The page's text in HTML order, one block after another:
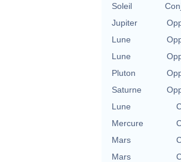
Soleil
Jupiter
Lune
Lune
Pluton
Saturne
Lune
Mercure
Mars
Mars